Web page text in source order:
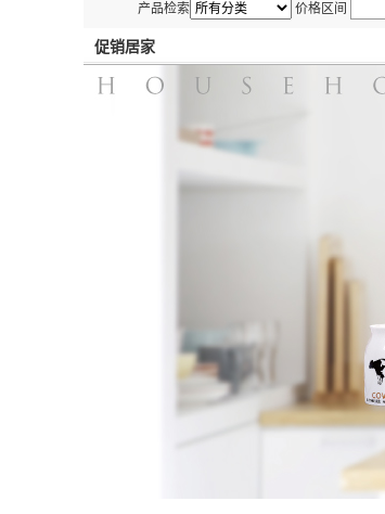
产品检索 价格区间
促销居家